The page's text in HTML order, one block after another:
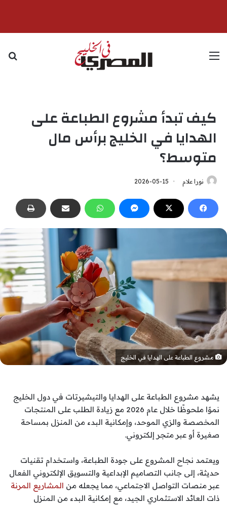
القائمة
كيف تبدأ مشروع الطباعة على
الهدايا في الخليج برأس مال
متوسط؟
نورا علام 2026-05-15
مشروع الطباعة على الهدايا في الخليج
يشهد مشروع الطباعة على الهدايا والتيشيرتات في دول الخليج
نموًا ملحوظًا خلال عام 2026 مع زيادة الطلب على المنتجات
المخصصة والزي الموحد، وإمكانية البدء من المنزل بمساحة
صغيرة أو عبر متجر إلكتروني.
ويعتمد نجاح المشروع على جودة الطباعة، واستخدام تقنيات
حديثة، إلى جانب التصاميم الإبداعية والتسويق الإلكتروني الفعال
عبر منصات التواصل الاجتماعي، مما يجعله من المشاريع المرنة
ذات العائد الاستثماري الجيد، مع إمكانية البدء من المنزل